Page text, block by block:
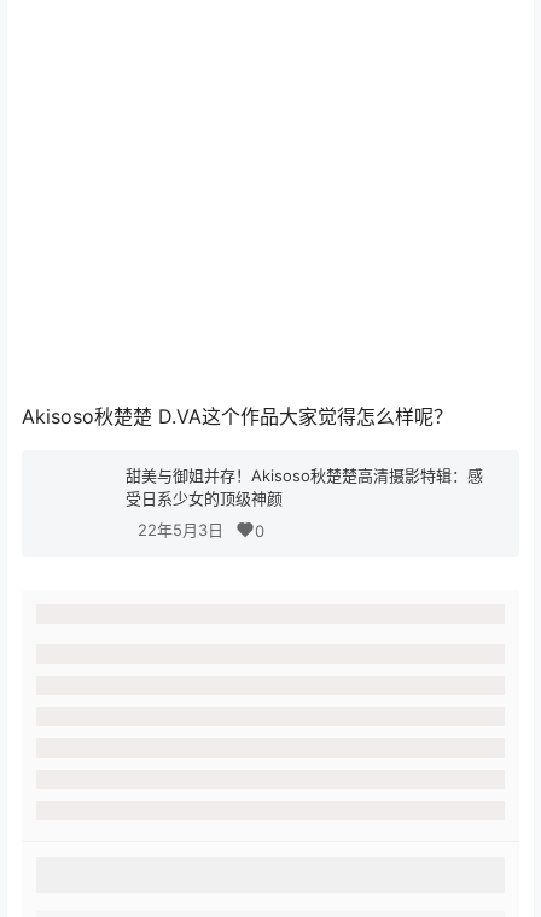
Akisoso秋楚楚 D.VA这个作品大家觉得怎么样呢？
甜美与御姐并存！Akisoso秋楚楚高清摄影特辑：感
受日系少女的顶级神颜
22年5月3日
0